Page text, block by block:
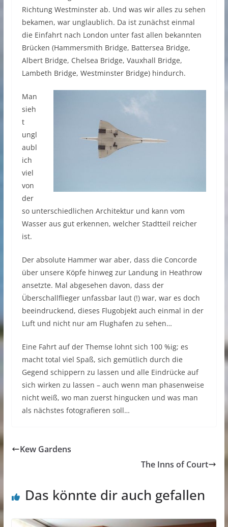
Richtung Westminster ab. Und was wir alles zu sehen
bekamen, war unglaublich. Da ist zunächst einmal
die Einfahrt nach London unter fast allen bekannten
Brücken (Hammersmith Bridge, Battersea Bridge,
Albert Bridge, Chelsea Bridge, Vauxhall Bridge,
Lambeth Bridge, Westminster Bridge) hindurch.
Man
sieh
t
ungl
aubl
ich
viel
von
der
so unterschiedlichen Architektur und kann vom
Wasser aus gut erkennen, welcher Stadtteil reicher
ist.
Der absolute Hammer war aber, dass die Concorde
über unsere Köpfe hinweg zur Landung in Heathrow
ansetzte. Mal abgesehen davon, dass der
Überschallflieger unfassbar laut (!) war, war es doch
beeindruckend, dieses Flugobjekt auch einmal in der
Luft und nicht nur am Flughafen zu sehen…
Eine Fahrt auf der Themse lohnt sich 100 %ig; es
macht total viel Spaß, sich gemütlich durch die
Gegend schippern zu lassen und alle Eindrücke auf
sich wirken zu lassen – auch wenn man phasenweise
nicht weiß, wo man zuerst hingucken und was man
als nächstes fotografieren soll…
Kew Gardens
The Inns of Court
Das könnte dir auch gefallen